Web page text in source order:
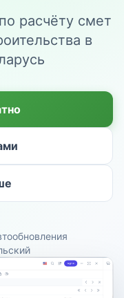
расчёту смет
в